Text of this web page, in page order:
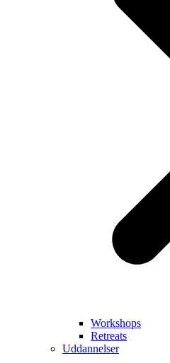
Workshops
Retreats
Uddannelser